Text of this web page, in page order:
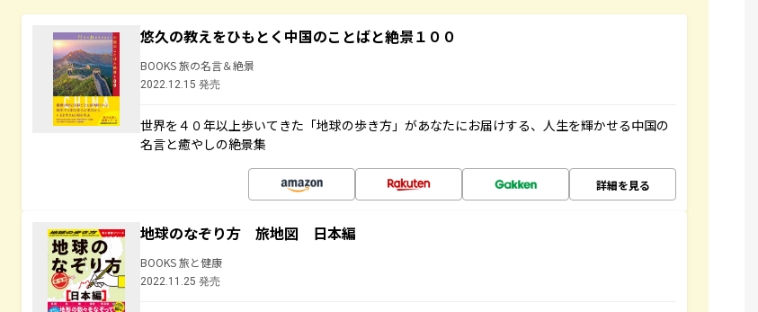
悠久の教えをひもとく中国のことばと絶景１００
BOOKS 旅の名言＆絶景
2022.12.15 発売
世界を４０年以上歩いてきた「地球の歩き方」があなたにお届けする、人生を輝かせる中国の
名言と癒やしの絶景集
詳細を見る
地球のなぞり方 旅地図 日本編
BOOKS 旅と健康
2022.11.25 発売